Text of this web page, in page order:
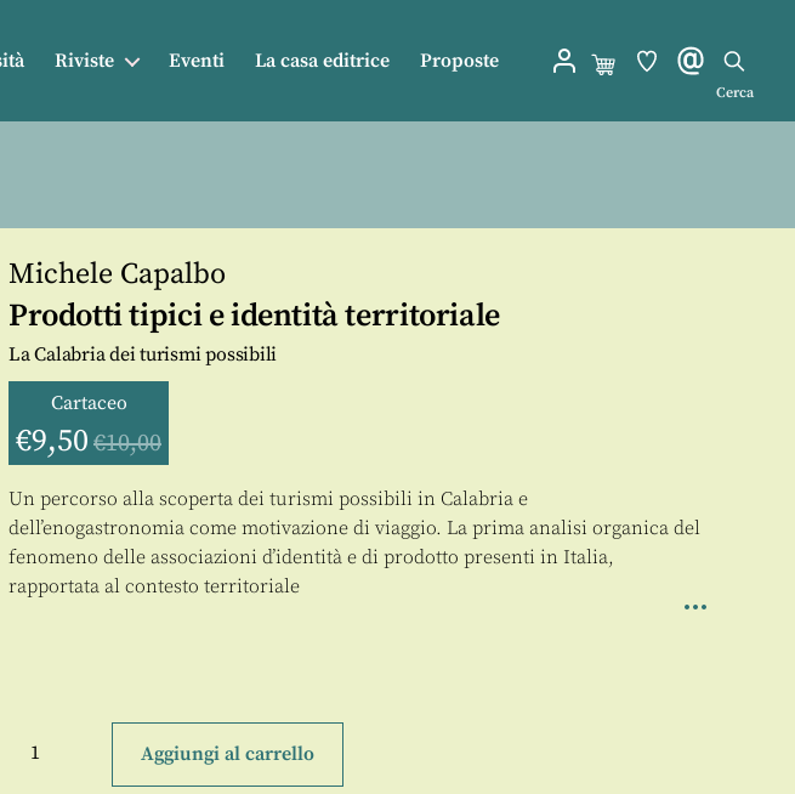
Riviste Eventi La casa editrice Proposte
Cerca
Michele Capalbo
Prodotti tipici e identità territoriale
La Calabria dei turismi possibili
Cartaceo
€9,50 €10,00
Un percorso alla scoperta dei turismi possibili in Calabria e
dell’enogastronomia come motivazione di viaggio. La prima analisi organica del
fenomeno delle associazioni d’identità e di prodotto presenti in Italia,
rapportata al contesto territoriale
tipici
Aggiungi al carrello